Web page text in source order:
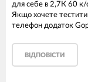
для себе в 2,7К 60 к/
Якщо хочете
телефон додаток
ВІДПОВІСТИ